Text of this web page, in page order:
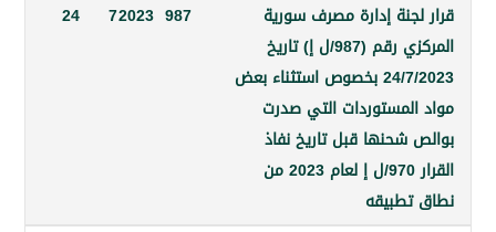
إدارة مصرف سورية
المركزي رقم (987/ل إ) تاريخ
24/7/2023 بخصوص استثناء بعض
التي صدرت
قبل تاريخ نفاذ
القرار 970/ل إ لعام 2023 من
987
24